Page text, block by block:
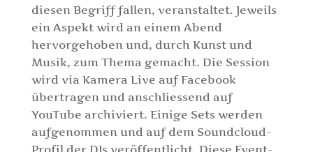
diesen Begriff fallen, veranstaltet. Jeweils
ein Aspekt wird an einem Abend
hervorgehoben und, durch Kunst und
Musik, zum Thema gemacht. Die Session
wird via Kamera Live auf Facebook
übertragen und anschliessend auf
YouTube archiviert. Einige Sets werden
aufgenommen und auf dem Soundcloud-
Profil der DJs veröffentlicht. Diese Event-